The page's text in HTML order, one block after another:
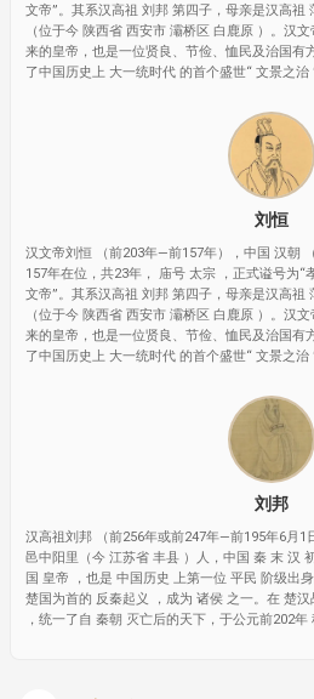
文帝”。其系汉高祖 刘邦 第四子，母亲是汉高祖
（位于今 陕西省 西安市 灞桥区 白鹿原 ）。汉
来的皇帝，也是一位贤良、节俭、恤民及治国有
了中国历史上 大一统时代 的首个盛世“ 文景之治 ”
刘恒
汉文帝刘恒 （前203年—前157年），中国 汉朝
157年在位，共23年， 庙号 太宗 ，正式谥号为“
文帝”。其系汉高祖 刘邦 第四子，母亲是汉高祖
（位于今 陕西省 西安市 灞桥区 白鹿原 ）。汉
来的皇帝，也是一位贤良、节俭、恤民及治国有
了中国历史上 大一统时代 的首个盛世“ 文景之治 ”
刘邦
汉高祖刘邦 （前256年或前247年—前195年6月1
邑中阳里（今 江苏省 丰县 ）人，中国 秦 末 汉
国 皇帝 ，也是 中国历史 上第一位 平民 阶级出
楚国为首的 反秦起义 ，成为 诸侯 之一。在 楚
，统一了自 秦朝 灭亡后的天下，于公元前202年